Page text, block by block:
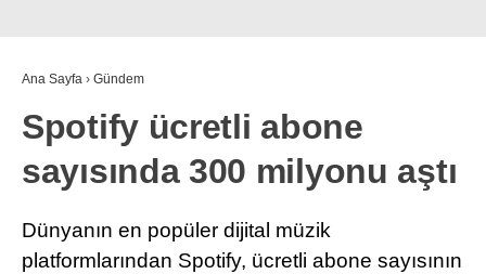
Ana Sayfa › Gündem
Spotify ücretli abone
sayısında 300 milyonu aştı
Dünyanın en popüler dijital müzik
platformlarından Spotify, ücretli abone sayısının